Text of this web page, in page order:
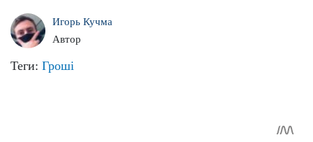
Игорь Кучма
Автор
Теги: Гроші